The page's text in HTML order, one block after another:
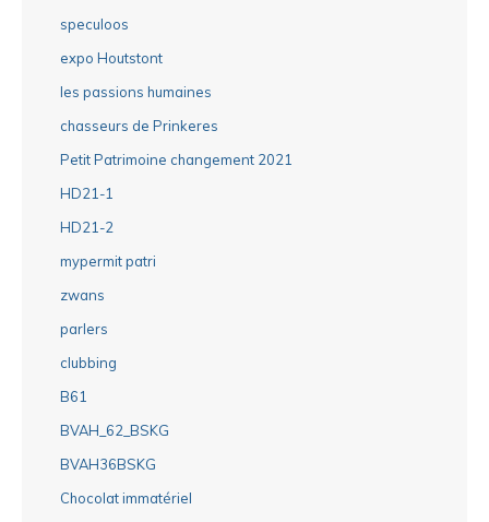
speculoos
expo Houtstont
les passions humaines
chasseurs de Prinkeres
Petit Patrimoine changement 2021
HD21-1
HD21-2
mypermit patri
zwans
parlers
clubbing
B61
BVAH_62_BSKG
BVAH36BSKG
Chocolat immatériel